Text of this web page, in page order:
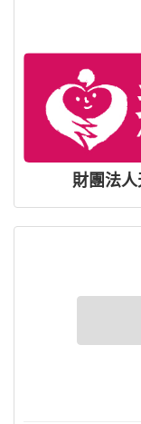
財團法